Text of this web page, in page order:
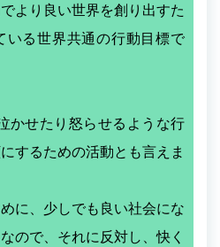
より良い世界を創り出すた
いる世界共通の行動目標で
かせたり怒らせるような行
するための活動とも言えま
に、少しでも良い社会にな
ので、それに反対し、快く